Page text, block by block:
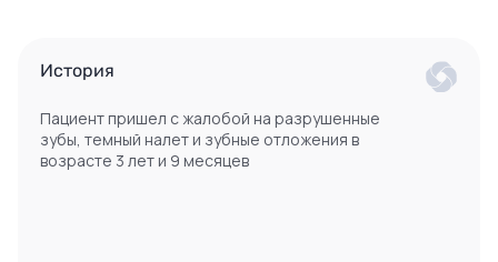
История
Пациент пришел с жалобой на разрушенные
зубы, темный налет и зубные отложения в
возрасте 3 лет и 9 месяцев